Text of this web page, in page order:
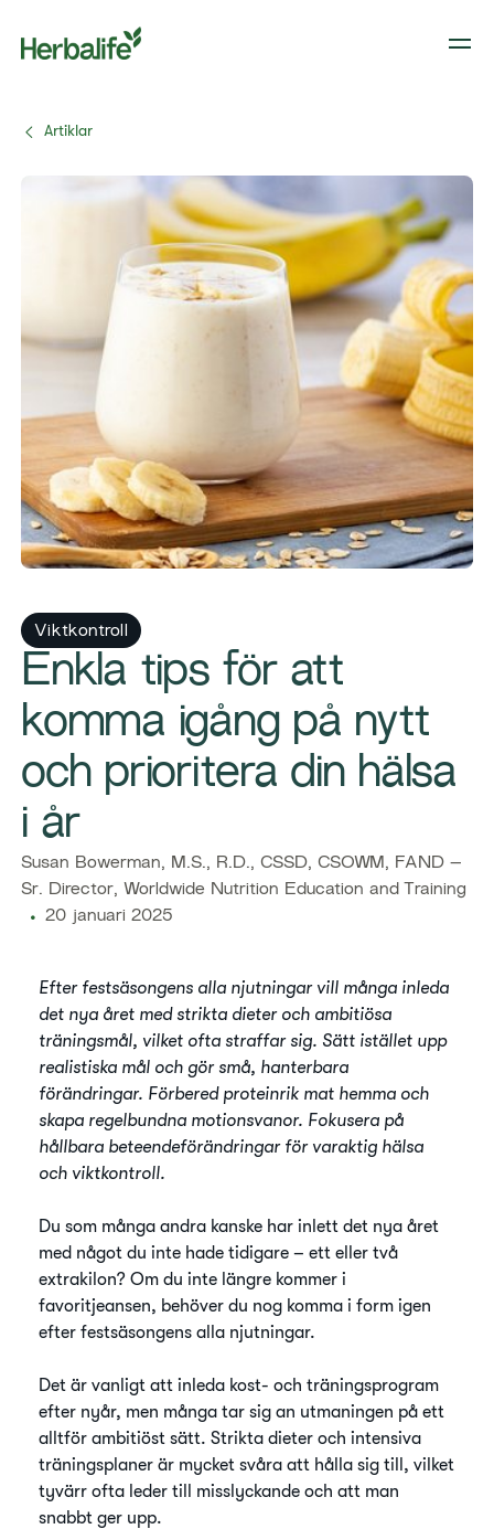
Artiklar
Viktkontroll
Enkla tips för att
komma igång på nytt
och prioritera din hälsa
i år
​Susan Bowerman, M.S., R.D., CSSD, CSOWM, FAND –
Sr. Director, Worldwide Nutrition Education and Training​
20 januari 2025
Efter festsäsongens alla njutningar vill många inleda
det nya året med strikta dieter och ambitiösa
träningsmål, vilket ofta straffar sig. Sätt istället upp
realistiska mål och gör små, hanterbara
förändringar. Förbered proteinrik mat hemma och
skapa regelbundna motionsvanor. Fokusera på
hållbara beteendeförändringar för varaktig hälsa
och viktkontroll.
Du som många andra kanske har inlett det nya året
med något du inte hade tidigare – ett eller två
extrakilon? Om du inte längre kommer i
favoritjeansen, behöver du nog komma i form igen
efter festsäsongens alla njutningar.
Det är vanligt att inleda kost- och träningsprogram
efter nyår, men många tar sig an utmaningen på ett
alltför ambitiöst sätt. Strikta dieter och intensiva
träningsplaner är mycket svåra att hålla sig till, vilket
tyvärr ofta leder till misslyckande och att man
snabbt ger upp.